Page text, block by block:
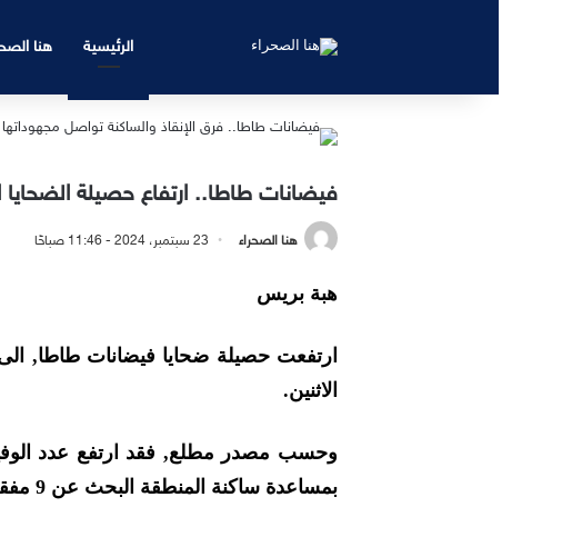
الرئيسية هنا
فيضانات طاطا.. ارتفاع حصيلة الضحايا الى 7 وفيات و9
هنا الصحراء 23 سبتمبر، 2024 - 11:46 صباحًا
هبة بريس
الاثنين.
بمساعدة ساكنة المنطقة البحث عن 9 مفقودين فيما تم إنقاذ 13 شخصا.